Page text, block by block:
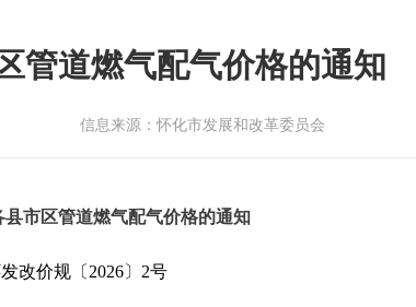
管道燃气配气价格的通知
信息来源：怀化市发展和改革委员会
市区管道燃气配气价格的通知
改价规〔2026〕2号